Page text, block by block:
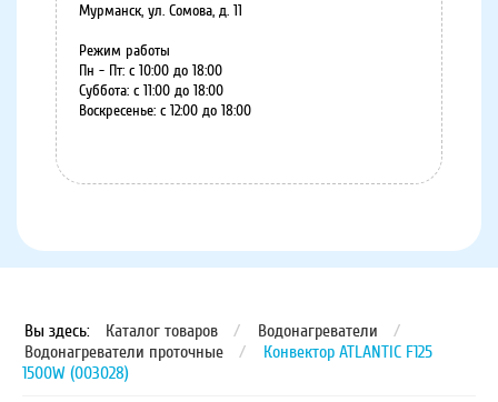
Мурманск, ул. Сомова, д. 11
Режим работы
Пн - Пт: с 10:00 до 18:00
Суббота: с 11:00 до 18:00
Воскресенье: с 12:00 до 18:00
Вы здесь: Каталог товаров / Водонагреватели
/
Водонагреватели проточные
/
Конвектор ATLANTIC F125
1500W (003028)